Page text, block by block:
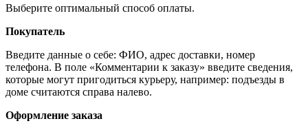
Выберите оптимальный способ оплаты.
Покупатель
Введите данные о себе: ФИО, адрес доставки, номер
телефона. В поле «Комментарии к заказу» введите сведения,
которые могут пригодиться курьеру, например: подъезды в
доме считаются справа налево.
Оформление заказа